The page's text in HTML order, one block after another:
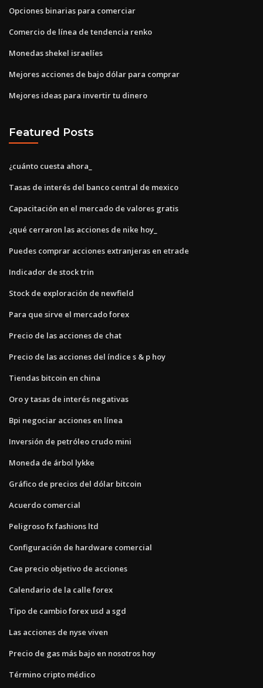
Opciones binarias para comerciar
Comercio de línea de tendencia renko
Monedas shekel israelíes
Mejores acciones de bajo dólar para comprar
Mejores ideas para invertir tu dinero
Featured Posts
¿cuánto cuesta ahora_
Tasas de interés del banco central de mexico
Capacitación en el mercado de valores gratis
¿qué cerraron las acciones de nike hoy_
Puedes comprar acciones extranjeras en etrade
Indicador de stock trin
Stock de exploración de newfield
Para que sirve el mercado forex
Precio de las acciones de chat
Precio de las acciones del índice s & p hoy
Tiendas bitcoin en china
Oro y tasas de interés negativas
Bpi negociar acciones en línea
Inversión de petróleo crudo mini
Moneda de árbol lykke
Gráfico de precios del dólar bitcoin
Acuerdo comercial
Peligroso fx fashions ltd
Configuración de hardware comercial
Cae precio objetivo de acciones
Calendario de la calle forex
Tipo de cambio forex usd a sgd
Las acciones de nyse viven
Precio de gas más bajo en nosotros hoy
Término cripto médico